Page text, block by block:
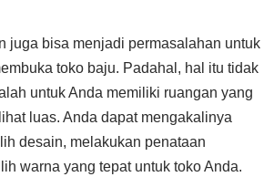
juga bisa menjadi permasalahan untuk
toko baju. Padahal, hal itu tidak
untuk Anda memiliki ruangan yang
luas. Anda dapat mengakalinya
desain, melakukan penataan
warna yang tepat untuk toko Anda.